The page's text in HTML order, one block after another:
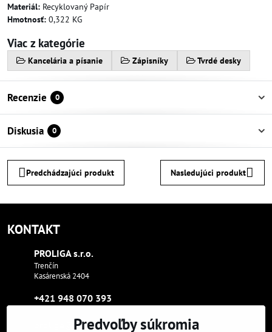
Materiál: Recyklovaný Papír
Hmotnosť: 0,322 KG
Viac z kategórie
Kancelária a písanie Zápisníky Tvrdé desky
Recenzie 0
Diskusia 0
Predchádzajúci produkt Nasledujúci produkt
KONTAKT
PROLIGA s​.r​.o​.
Trenčín
Kasárenská 2404
+421 948 070 393
proliga​@proliga​.eu
Predvoľby súkromia